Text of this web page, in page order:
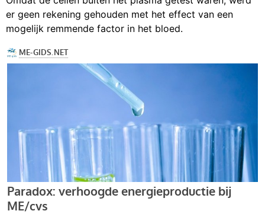
er geen rekening gehouden met het effect van een
mogelijk remmende factor in het bloed.